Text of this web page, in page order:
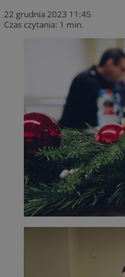
22 grudnia 2023 11:45
Czas czytania: 1 min.